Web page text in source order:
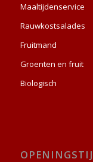
Maaltijdenservice
Rauwkostsalades
Fruitmand
Groenten en fruit
Biologisch